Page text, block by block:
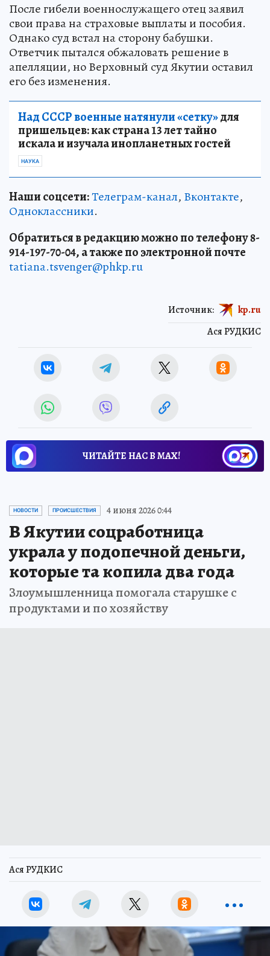
После гибели военнослужащего отец заявил
свои права на страховые выплаты и пособия.
Однако суд встал на сторону бабушки.
Ответчик пытался обжаловать решение в
апелляции, но Верховный суд Якутии оставил
его без изменения.
Над СССР военные натянули «сетку»для
пришельцев: как страна 13 лет тайно
искала и изучала инопланетных гостей
НАУКА
Наши соцсети:Телеграм-канал, Вконтакте,
Одноклассники.
Обратиться в редакцию можно по телефону 8-
914-197-70-04, а также по электронной почте
tatiana.tsvenger@phkp.ru
Ася РУДКИС
Источник: kp.ru
ЧИТАЙТЕ НАС В МАХ!
НОВОСТИ ПРОИСШЕСТВИЯ 4 июня 2026 0:44
В Якутии соцработница
украла у подопечной деньги,
которые та копила два года
Злоумышленница помогала старушке с
продуктами и по хозяйству
Ася РУДКИС